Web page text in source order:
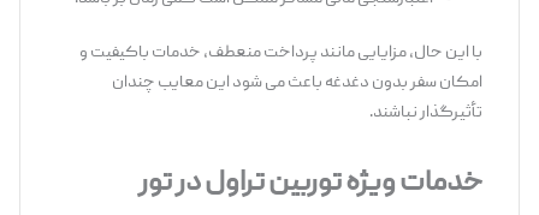
با این حال، مزایایی مانند پرداخت منعطف، خدمات باکیفیت و
امکان سفر بدون دغدغه باعث می‌ شود این معایب چندان
تأثیرگذار نباشند.
خدمات ویژه توربین تراول در تور